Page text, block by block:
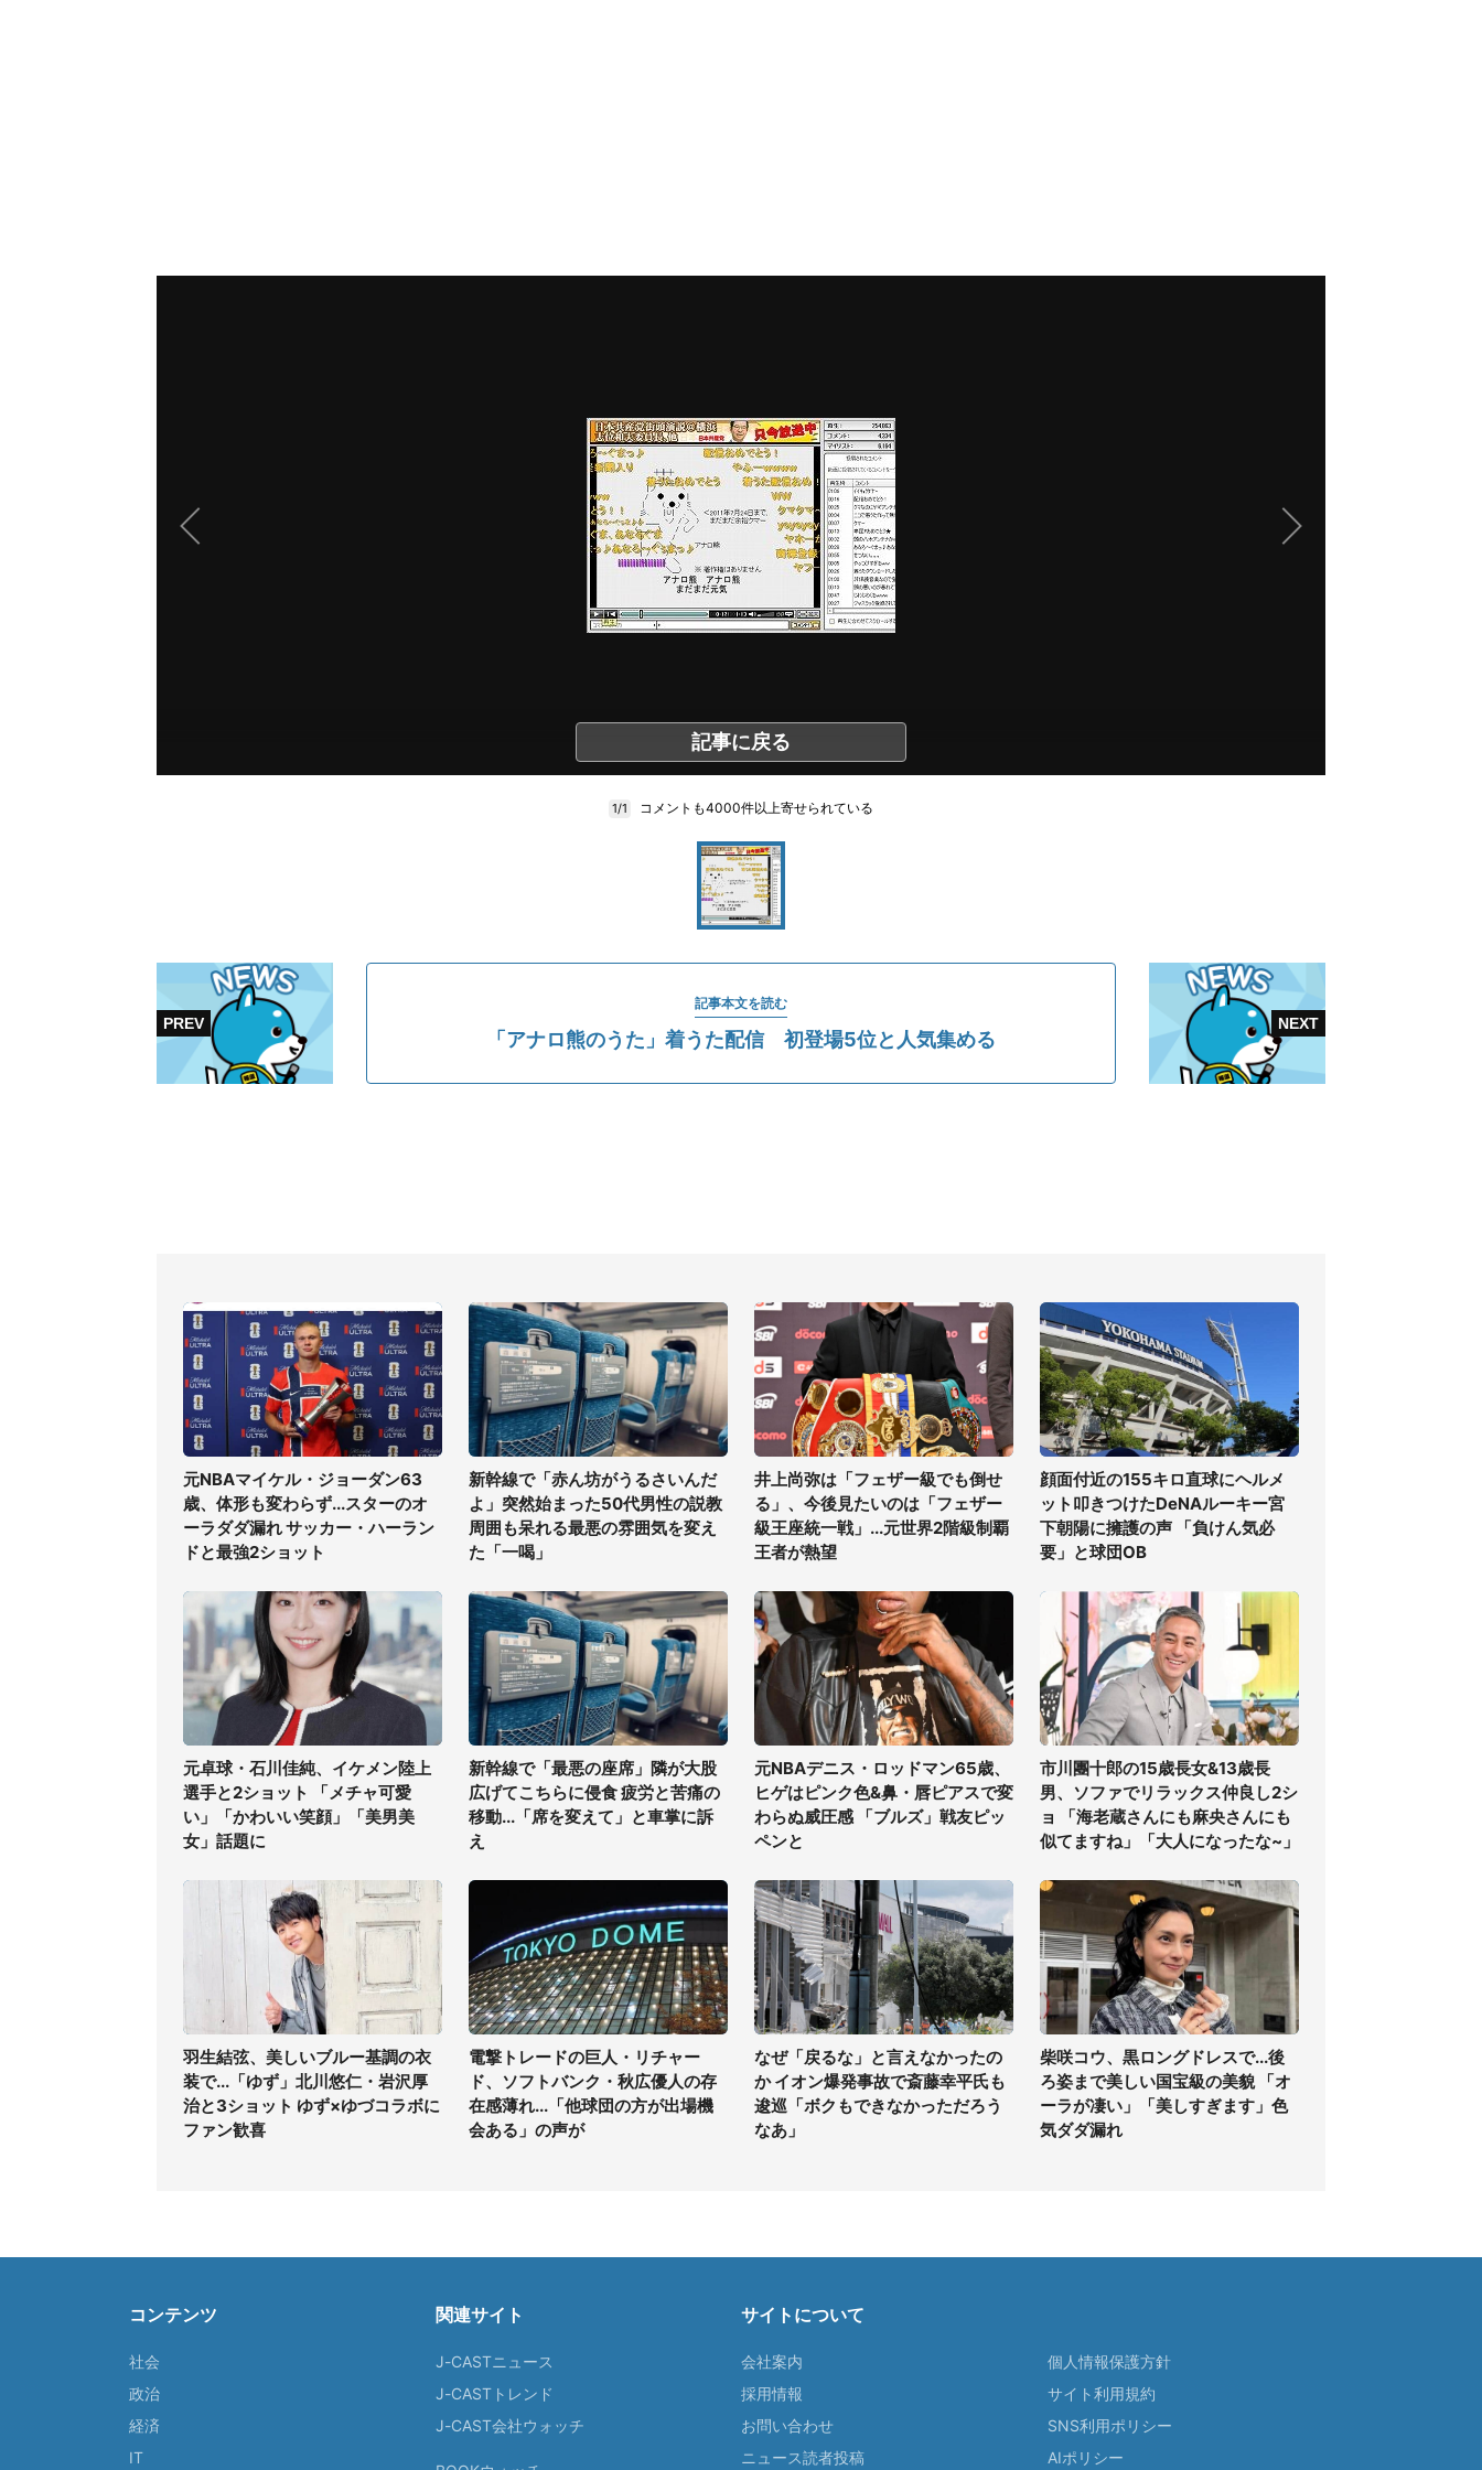
記事に戻る
1/1 コメントも4000件以上寄せられている
記事本文を読む
「アナロ熊のうた」着うた配信 初登場5位と人気集める
元NBAマイケル・ジョーダン63
歳、体形も変わらず...スターのオ
ーラダダ漏れ サッカー・ハーラン
ドと最強2ショット
新幹線で「赤ん坊がうるさいんだ
よ」突然始まった50代男性の説教
周囲も呆れる最悪の雰囲気を変え
た「一喝」
井上尚弥は「フェザー級でも倒せ
る」、今後見たいのは「フェザー
級王座統一戦」...元世界2階級制覇
王者が熱望
顔面付近の155キロ直球にヘルメ
ット叩きつけたDeNAルーキー宮
下朝陽に擁護の声 「負けん気必
要」と球団OB
元卓球・石川佳純、イケメン陸上
選手と2ショット 「メチャ可愛
い」「かわいい笑顔」「美男美
女」話題に
新幹線で「最悪の座席」隣が大股
広げてこちらに侵食 疲労と苦痛の
移動...「席を変えて」と車掌に訴
え
元NBAデニス・ロッドマン65歳、
ヒゲはピンク色&鼻・唇ピアスで変
わらぬ威圧感 「ブルズ」戦友ピッ
ペンと
市川團十郎の15歳長女&13歳長
男、ソファでリラックス仲良し2シ
ョ 「海老蔵さんにも麻央さんにも
似てますね」「大人になったな~」
羽生結弦、美しいブルー基調の衣
装で...「ゆず」北川悠仁・岩沢厚
治と3ショット ゆず×ゆづコラボに
ファン歓喜
電撃トレードの巨人・リチャー
ド、ソフトバンク・秋広優人の存
在感薄れ...「他球団の方が出場機
会ある」の声が
なぜ「戻るな」と言えなかったの
か イオン爆発事故で斎藤幸平氏も
逡巡「ボクもできなかっただろう
なあ」
柴咲コウ、黒ロングドレスで...後
ろ姿まで美しい国宝級の美貌 「オ
ーラが凄い」「美しすぎます」色
気ダダ漏れ
コンテンツ
社会
政治
経済
IT
関連サイト
J-CASTニュース
J-CASTトレンド
J-CAST会社ウォッチ
サイトについて
会社案内
採用情報
お問い合わせ
ニュース読者投稿
個人情報保護方針
サイト利用規約
SNS利用ポリシー
AIポリシー